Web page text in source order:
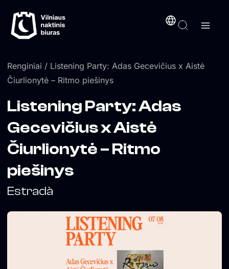
prie
turinio
Renginiai / Listening Party: Adas Gecevičius x Aistė
Čiurlionytė – Ritmo piešinys
Listening Party: Adas
Gecevičius x Aistė
Čiurlionytė – Ritmo
piešinys
Estradà